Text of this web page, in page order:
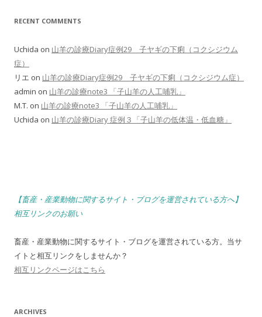
RECENT COMMENTS
Uchida on 山羊の診療Diary症例29 子ヤギの下痢（コクシジウム
症）
リエ on 山羊の診療Diary症例29 子ヤギの下痢（コクシジウム症）
admin on 山羊の診療note3 「子山羊の人工哺乳」
M.T. on 山羊の診療note3 「子山羊の人工哺乳」
Uchida on 山羊の診療Diary 症例３「子山羊の低体温・低血糖」
【畜産・産業動物に関するサイト・ブログを運営されている方へ】
相互リンクのお願い
畜産・産業動物に関するサイト・ブログを運営されている方。当サ
イトと相互リンクをしませんか？
相互リンクページはこちら
ARCHIVES